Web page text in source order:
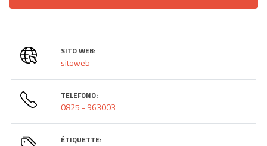
SITO WEB:
sitoweb
TELEFONO:
0825 - 963003
ÉTIQUETTE: